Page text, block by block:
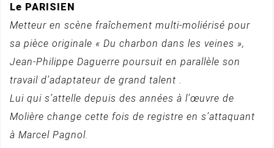
Le PARISIEN
Metteur en scène fraîchement multi-moliérisé pour
sa pièce originale « Du charbon dans les veines »,
Jean-Philippe Daguerre poursuit en parallèle son
travail d’adaptateur de grand talent .
Lui qui s’attelle depuis des années à l’œuvre de
Molière change cette fois de registre en s’attaquant
à Marcel Pagnol.